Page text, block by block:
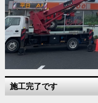
施工完了です